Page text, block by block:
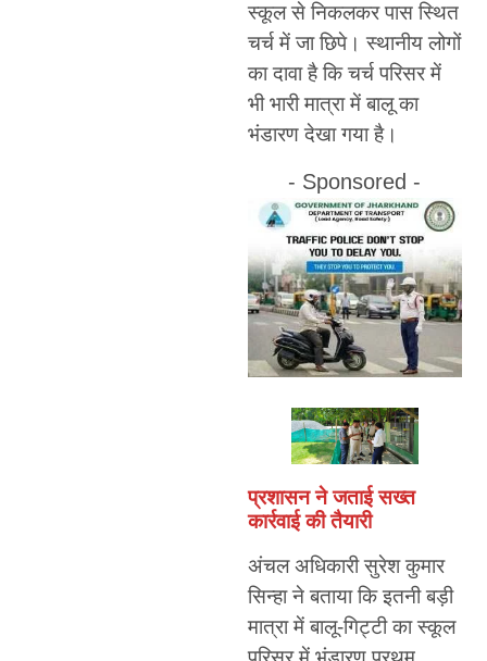
स्कूल से निकलकर पास स्थित
चर्च में जा छिपे। स्थानीय लोगों
का दावा है कि चर्च परिसर में
भी भारी मात्रा में बालू का
भंडारण देखा गया है।
- Sponsored -
प्रशासन ने जताई सख्त
कार्रवाई की तैयारी
अंचल अधिकारी सुरेश कुमार
सिन्हा ने बताया कि इतनी बड़ी
मात्रा में बालू-गिट्टी का स्कूल